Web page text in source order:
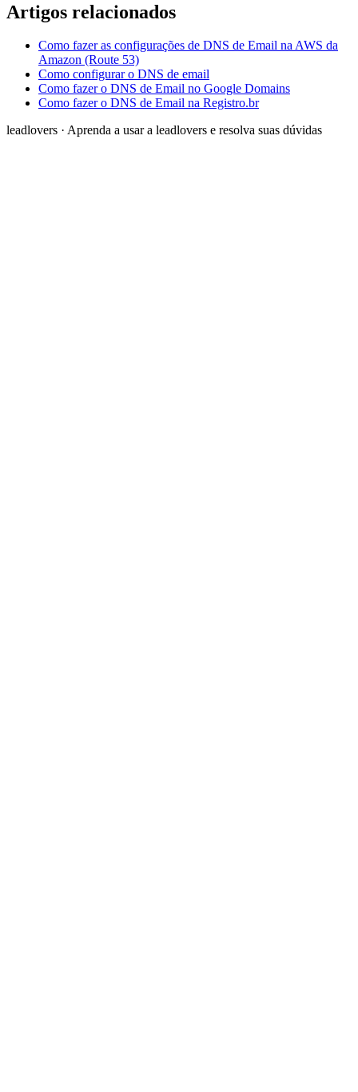
Artigos relacionados
Como fazer as configurações de DNS de Email na AWS da
Amazon (Route 53)
Como configurar o DNS de email
Como fazer o DNS de Email no Google Domains
Como fazer o DNS de Email na Registro.br
leadlovers · Aprenda a usar a leadlovers e resolva suas dúvidas